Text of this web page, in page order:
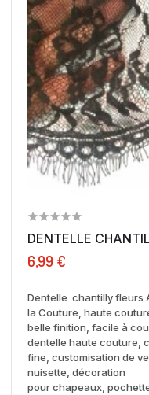
DENTELLE
6,99 €
Dentelle chantilly fleurs
la Couture, haute
belle finition, facile à
dentelle haute couture,
fine, customisation de
nuisette, décoration
pour chapeaux,